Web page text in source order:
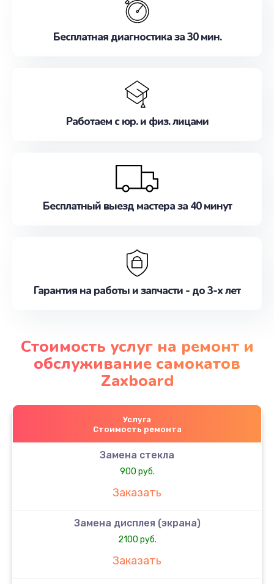
Бесплатная диагностика за 30 мин.
Работаем с юр. и физ. лицами
Бесплатный выезд мастера за 40 минут
Гарантия на работы и запчасти - до 3-х лет
Стоимость услуг на ремонт и
обслуживание самокатов
Zaxboard
Услуга
Стоимость ремонта
Замена стекла
900 руб.
Заказать
Замена дисплея (экрана)
2100 руб.
Заказать